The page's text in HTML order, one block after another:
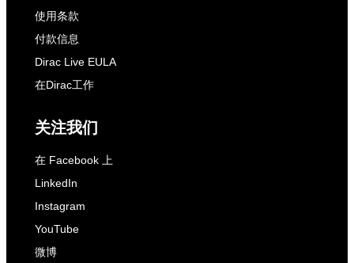
使用条款
付款信息
Dirac Live EULA
在Dirac工作
关注我们
在 Facebook 上
LinkedIn
Instagram
YouTube
微博